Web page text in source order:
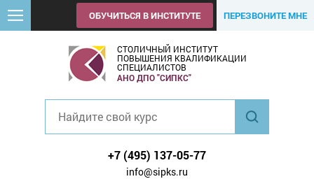
ОБУЧИТЬСЯ В ИНСТИТУТЕ ПЕРЕЗВОНИТЕ МНЕ
СТОЛИЧНЫЙ ИНСТИТУТ
ПОВЫШЕНИЯ КВАЛИФИКАЦИИ
СПЕЦИАЛИСТОВ
АНО ДПО "СИПКС"
+7 (495) 137-05-77
info@sipks.ru